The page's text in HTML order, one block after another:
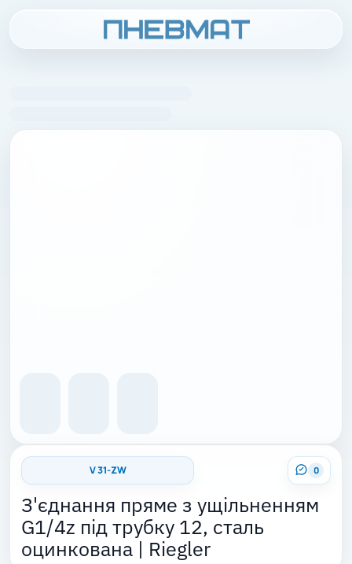
0
V 31-ZW
З'єднання пряме з ущільненням
G1/4z під трубку 12, сталь
оцинкована | Riegler